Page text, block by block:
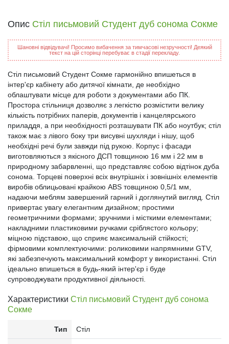
Опис Стіл письмовий Студент дуб сонома Сокме
Шановні відвідувачі! Просимо вибачення за тимчасові незручності! Деякий
текст на цій сторінці перебуває в стадії перекладу.
Стіл письмовий Студент Сокме гармонійно впишеться в
інтер'єр кабінету або дитячої кімнати, де необхідно
облаштувати місце для роботи з документами або ПК.
Простора стільниця дозволяє з легкістю розмістити велику
кількість потрібних паперів, документів і канцелярського
приладдя, а при необхідності розташувати ПК або ноутбук; стіл
також має з лівого боку три висувні шухляди і нішу, щоб
необхідні речі були завжди під рукою. Корпус і фасади
виготовляються з якісного ДСП товщиною 16 мм і 22 мм в
природному забарвленні, що представляє собою відтінок дуба
сонома. Торцеві поверхні всіх внутрішніх і зовнішніх елементів
виробів облицьовані крайкою ABS товщиною 0,5/1 мм,
надаючи меблям завершений гарний і доглянутий вигляд. Стіл
привертає увагу елегантним дизайном; простими
геометричними формами; зручними і місткими елементами;
накладними пластиковими ручками сріблястого кольору;
міцною підставою, що сприяє максимальній стійкості;
фірмовими комплектуючими: роликовими напрямними GTV,
які забезпечують максимальний комфорт у використанні. Стіл
ідеально впишеться в будь-який інтер'єр і буде
супроводжувати продуктивної діяльності.
Характеристики Стіл письмовий Студент дуб сонома
Сокме
Тип Стіл